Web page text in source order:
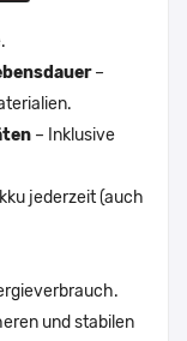
–
– Inklusive
jederzeit (auch
und stabilen